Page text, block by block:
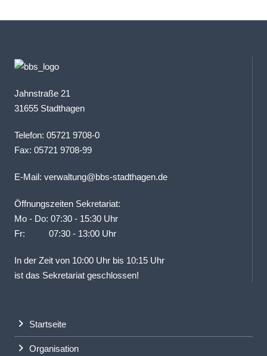
Jahnstraße 21
31655 Stadthagen
Telefon: 05721 9708-0
Fax: 05721 9708-99
E-Mail: verwaltung@bbs-stadthagen.de
Öffnungszeiten Sekretariat:
Mo - Do: 07:30 - 15:30 Uhr
Fr: 07:30 - 13:00 Uhr
In der Zeit von 10:00 Uhr bis 10:15 Uhr
ist das Sekretariat geschlossen!
Startseite
Organisation